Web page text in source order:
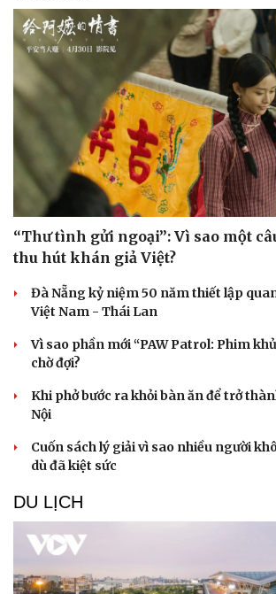
“Thư tình gửi ngoại”: Vì sao một
thu hút khán giả Việt?
Đà Nẵng kỷ niệm 50 năm thiết lập
Việt Nam - Thái Lan
Vì sao phần mới “PAW Patrol: Phim
chờ đợi?
Khi phở bước ra khỏi bàn ăn để trở
Nội
Cuốn sách lý giải vì sao nhiều người
dù đã kiệt sức
DU LỊCH